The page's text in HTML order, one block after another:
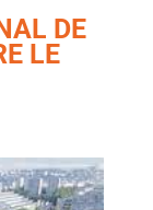
DE
LE